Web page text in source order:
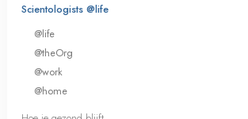
Scientologists @life
@life
@theOrg
@work
@home